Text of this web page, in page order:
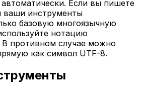
Если вы пишете
ваши инструменты
базовую многоязычную
нотацию
В противном случае можно
как символ UTF-8.